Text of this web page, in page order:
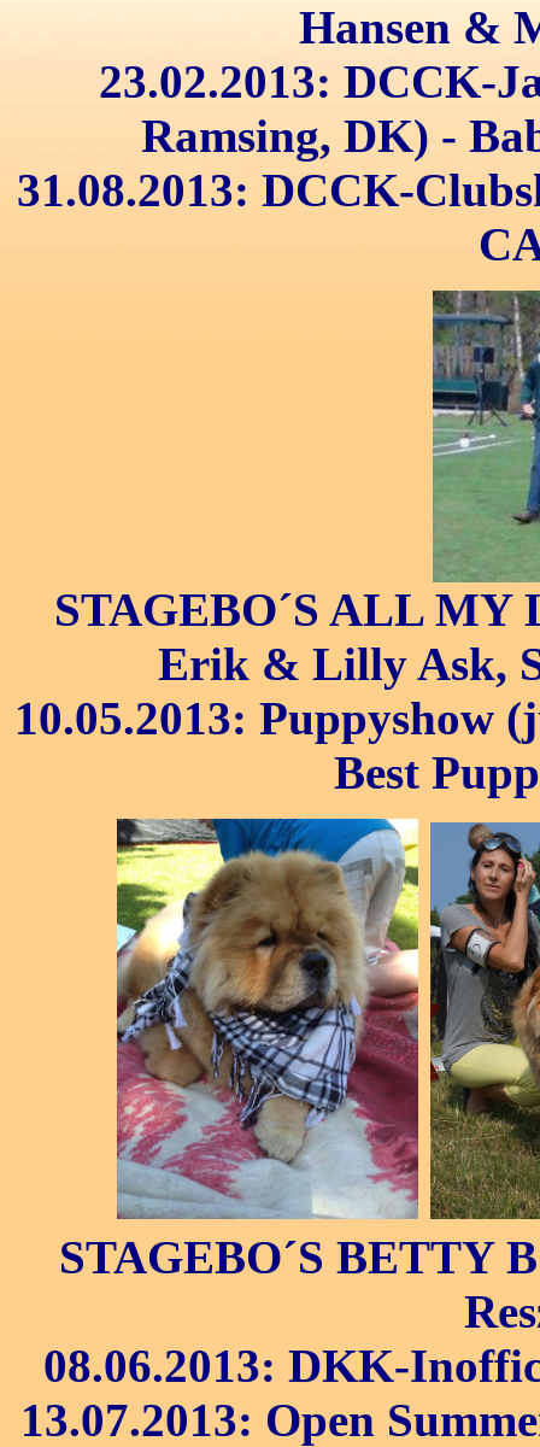
Hansen &
23.02.2013: DCCK-
Ramsing, DK) -
31.08.2013: DCCK-
STAGEBO´S ALL
Erik & Lilly Ask,
10.05.2013: Puppyshow
Best
STAGEBO´S BETTY
08.06.2013: DKK-
13.07.2013: Open